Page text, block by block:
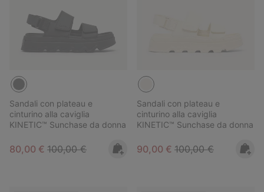
Sandali con plateau e
cinturino alla caviglia
KINETIC™ Sunchase da donna
Sale price:
80,00 € Regular price:
100,00 €
Sandali con plateau e
cinturino alla caviglia
KINETIC™ Sunchase da donna
Sale price:
90,00 € Regular price:
100,00 €